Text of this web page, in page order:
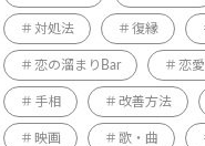
対処法 復縁
恋の溜まりBar 恋愛
手相 改善方法
映画 歌・曲